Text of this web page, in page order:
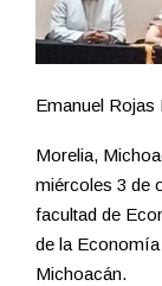
Emanuel
Morelia,
miércoles 3 de
facultad de
de la
Michoacán.